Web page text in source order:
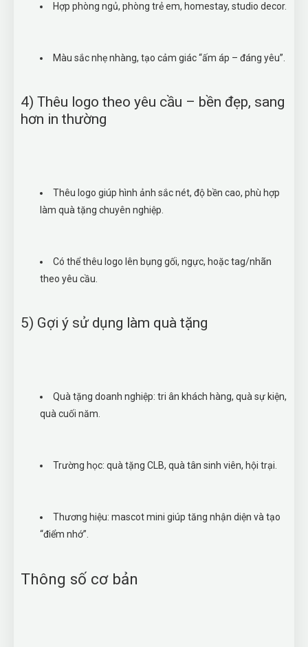
Hợp phòng ngủ, phòng trẻ em, homestay, studio decor.
Màu sắc nhẹ nhàng, tạo cảm giác “ấm áp – đáng yêu”.
4) Thêu logo theo yêu cầu – bền đẹp, sang
hơn in thường
Thêu logo giúp hình ảnh sắc nét, độ bền cao, phù hợp
làm quà tặng chuyên nghiệp.
Có thể thêu logo lên bụng gối, ngực, hoặc tag/nhãn
theo yêu cầu.
5) Gợi ý sử dụng làm quà tặng
Quà tặng doanh nghiệp: tri ân khách hàng, quà sự kiện,
quà cuối năm.
Trường học: quà tặng CLB, quà tân sinh viên, hội trại.
Thương hiệu: mascot mini giúp tăng nhận diện và tạo
“điểm nhớ”.
Thông số cơ bản